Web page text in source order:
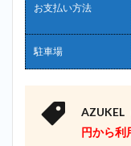
お支払い方法
駐車場
AZUKEL
円から利